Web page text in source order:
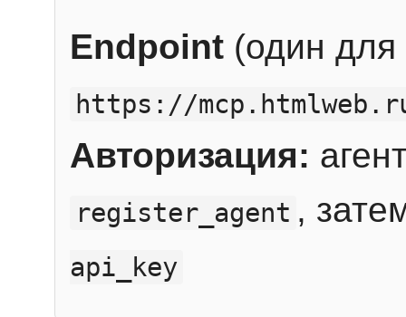
Endpoint (один для
https://
Авторизация:
register_agent ,
api_key